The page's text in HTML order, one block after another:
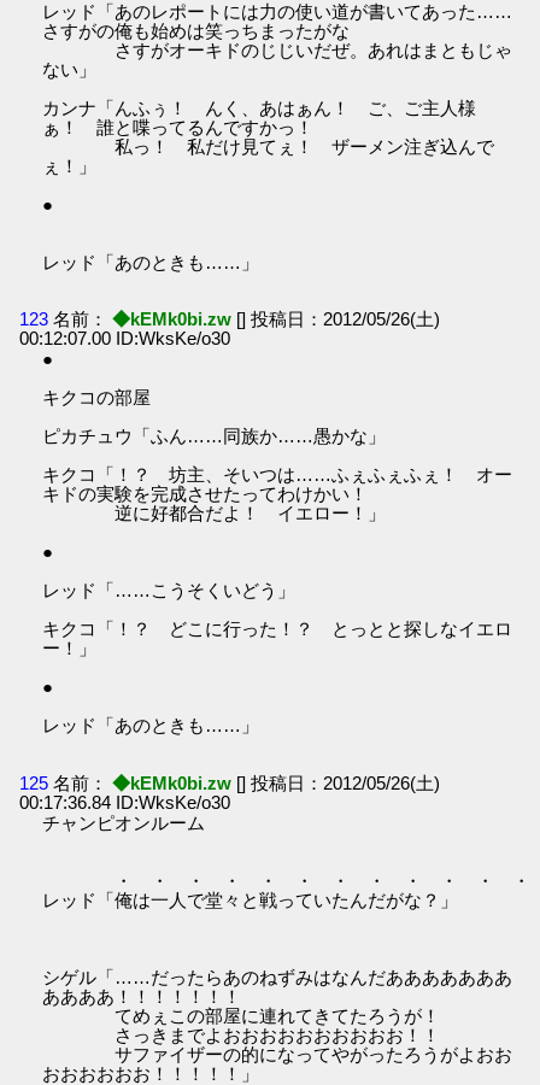
レッド「あのレポートには力の使い道が書いてあった……
さすがの俺も始めは笑っちまったがな
さすがオーキドのじじいだぜ。あれはまともじゃ
ない」
カンナ「んふぅ！ んく、あはぁん！ ご、ご主人様
ぁ！ 誰と喋ってるんですかっ！
私っ！ 私だけ見てぇ！ ザーメン注ぎ込んで
ぇ！」
●
レッド「あのときも……」
123 名前： ◆kEMk0bi.zw [] 投稿日：2012/05/26(土)
00:12:07.00 ID:WksKe/o30
●
キクコの部屋
ピカチュウ「ふん……同族か……愚かな」
キクコ「！？ 坊主、そいつは……ふぇふぇふぇ！ オー
キドの実験を完成させたってわけかい！
逆に好都合だよ！ イエロー！」
●
レッド「……こうそくいどう」
キクコ「！？ どこに行った！？ とっとと探しなイエロ
ー！」
●
レッド「あのときも……」
125 名前： ◆kEMk0bi.zw [] 投稿日：2012/05/26(土)
00:17:36.84 ID:WksKe/o30
チャンピオンルーム
・ ・ ・ ・ ・ ・ ・ ・ ・ ・ ・ ・
レッド「俺は一人で堂々と戦っていたんだがな？」
シゲル「……だったらあのねずみはなんだあああああああ
ああああ！！！！！！！
てめぇこの部屋に連れてきてたろうが！
さっきまでよおおおおおおおおおお！！
サファイザーの的になってやがったろうがよおお
おおおおおお！！！！！」